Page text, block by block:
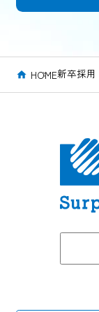
HOME新卒採用